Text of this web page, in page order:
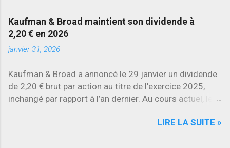
Stellantis et Renault reculent déjà à deux
chiffres.
Kaufman & Broad maintient son dividende à
2,20 € en 2026
janvier 31, 2026
Kaufman & Broad a annoncé le 29 janvier un dividende
de 2,20 € brut par action au titre de l’exercice 2025,
inchangé par rapport à l’an dernier. Au cours actuel, le
LIRE LA SUITE »